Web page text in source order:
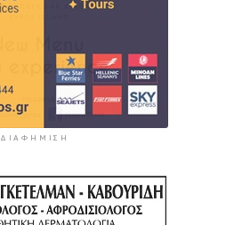
ΔΙΑΦΉΜΙΣΗ